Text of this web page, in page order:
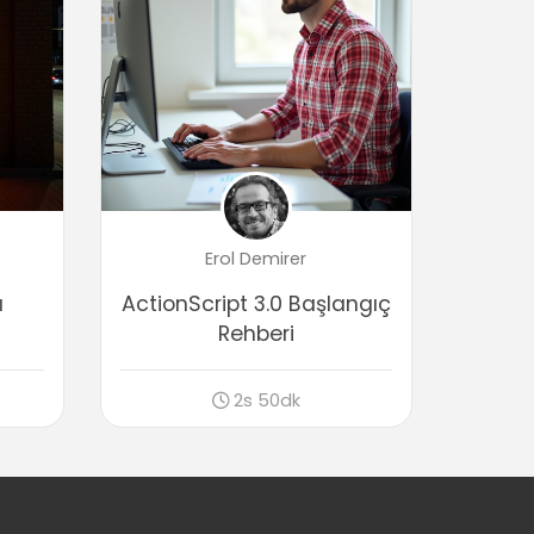
Shape Tween detayları
02:55
Motion Tween kullanımı
03:14
Motion Tween ile 3D animasyon
Motion Tween ile karakter animasyonu
Motion Tween ile kinematik animasyon
Sembol kullanımı, türleri ve avantajları
Erol Demirer
ActionScript 3.0 Başlangıç
Rehberi
2s 50dk